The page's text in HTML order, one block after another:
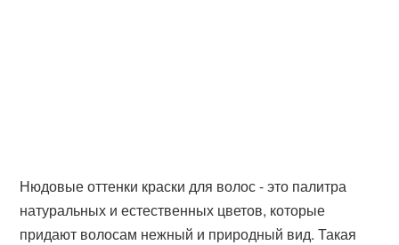
Нюдовые оттенки краски для волос - это палитра
натуральных и естественных цветов, которые
придают волосам нежный и природный вид. Такая